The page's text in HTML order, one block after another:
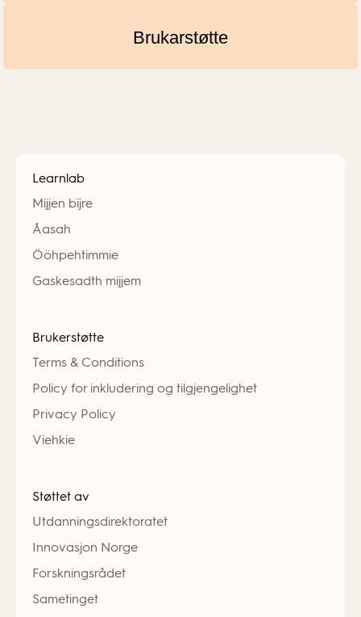
Brukarstøtte
Learnlab
Mijjen bïjre
Åasah
Ööhpehtimmie
Gaskesadth mijjem
Brukerstøtte
Terms & Conditions
Policy for inkludering og tilgjengelighet
Privacy Policy
Viehkie
Støttet av
Utdanningsdirektoratet
Innovasjon Norge
Forskningsrådet
Sametinget